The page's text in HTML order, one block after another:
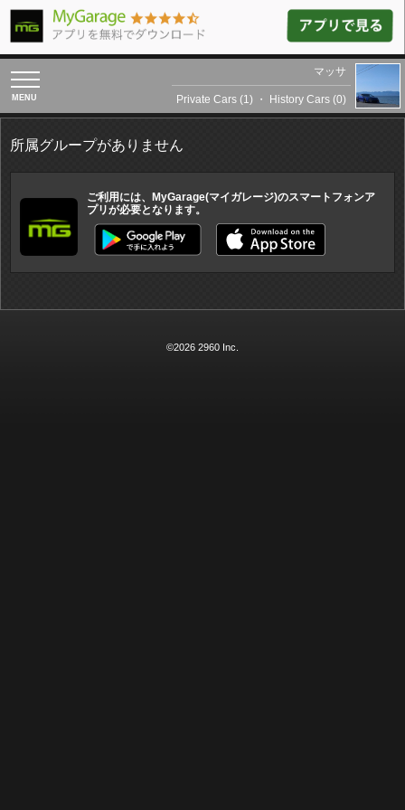
toggle
navigation
マッサ
Private Cars (1) ・ History Cars (0)
所属グループがありません
ご利用には、MyGarage(マイガレージ)のスマートフォンア
プリが必要となります。
©2026 2960 Inc.